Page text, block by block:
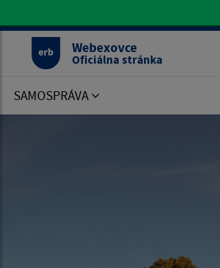
Webexovce
Oficiálna stránka
SAMOSPRÁVA